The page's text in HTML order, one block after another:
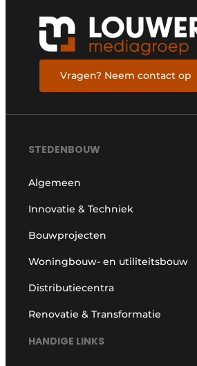
Vragen? Neem contact op
STEDENBOUW
Algemeen
Innovatie & Techniek
Bouwprojecten
Woningbouw- en utiliteitsbouw
Distributiecentra
Renovatie & Transformatie
HANDIGE LINKS